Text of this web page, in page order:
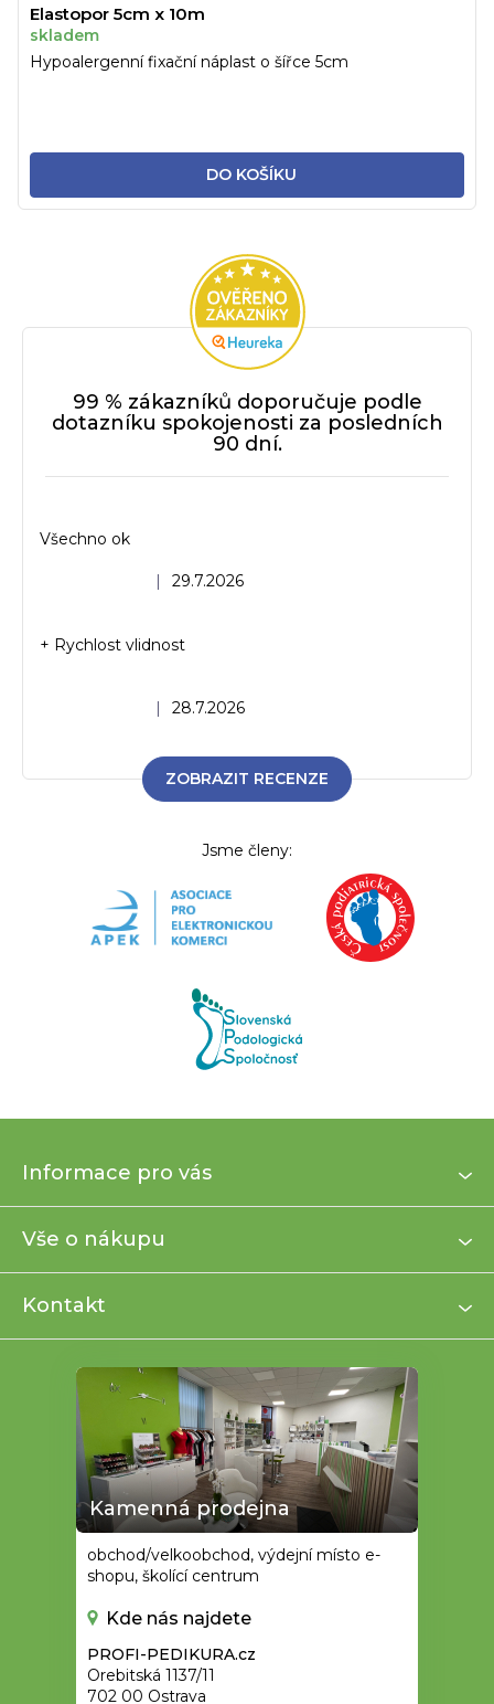
Elastopor 5cm x 10m
skladem
DO KOŠÍKU
Hypoalergenní fixační náplast o šířce 5cm
99 % zákazníků doporučuje podle
dotazníku spokojenosti za posledních
90 dní.
Hodnocení obchodu je 5 z 5 hvězdiček.
| 29.7.2026
Všechno ok
Hodnocení obchodu je 5 z 5 hvězdiček.
| 28.7.2026
+ Rychlost vlidnost
ZOBRAZIT RECENZE
Jsme členy:
p
t
Informace pro vás
Vše o nákupu
Kontakt
Kamenná prodejna
obchod/velkoobchod, výdejní místo e-
shopu, školící centrum
Kde nás najdete
PROFI-PEDIKURA.cz
Orebitská 1137/11
702 00 Ostrava